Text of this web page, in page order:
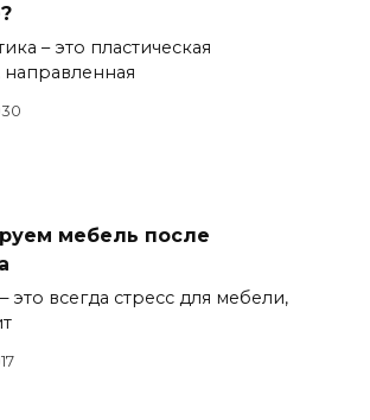
– это пластическая
мебель после
всегда стресс для мебели,